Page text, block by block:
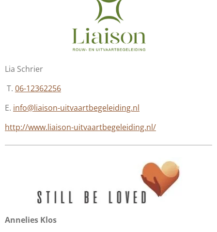
Lia Schrier
T. 06-12362256
E. info@liaison-uitvaartbegeleiding.nl
http://www.liaison-uitvaartbegeleiding.nl/
Annelies Klos